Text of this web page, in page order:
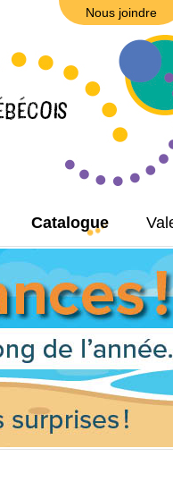
Nous joindre
Catalogue